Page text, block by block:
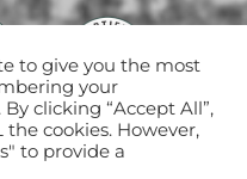
to give you the most
your
clicking “Accept All”,
cookies. However,
to provide a